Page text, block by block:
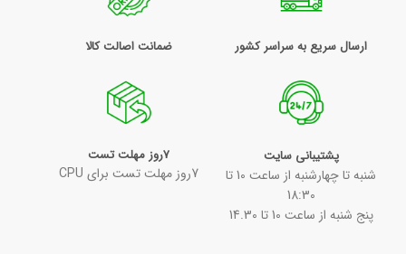
ارسال سریع به سراسر کشور ضمانت اصالت کالا
پشتیبانی سایت
شنبه تا چهارشنبه از ساعت 10 تا
18:30
پنج شنبه از ساعت 10 تا 14.30
7روز مهلت تست
7روز مهلت تست برای CPU